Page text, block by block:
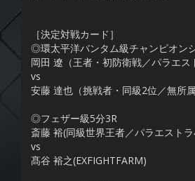
［決定対戦カード］
◎環太平洋バンタム級チャンピオン
岡田 遼（王者・初防衛戦／パラエス
vs
安藤 達也（挑戦者・同級2位／無所属
◎フェザー級5分3R
斎藤 裕(同級世界王者／パラエスト
vs
髙谷 裕之(EXFIGHTFARM)